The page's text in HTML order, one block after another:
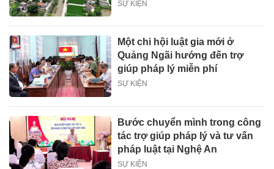
SỰ KIỆN
Một chi hội luật gia mới ở
Quảng Ngãi hướng đến trợ
giúp pháp lý miễn phí
SỰ KIỆN
Bước chuyển mình trong công
tác trợ giúp pháp lý và tư vấn
pháp luật tại Nghệ An
SỰ KIỆN